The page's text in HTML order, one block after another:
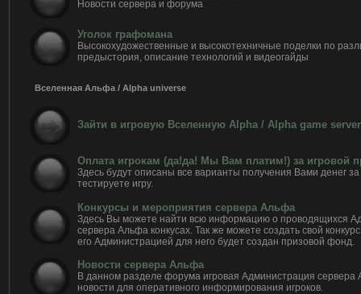
Новости сервера и форума
Уголок графомана
Высокохудожественные и высокотехничные поделки по
предыстория, описание технологий и видеогайды
Вселенная Альфа / Alpha universe
Зайти в игровую Вселенную Alpha / Alpha game server
Оплата игрокам (да!да! Мы Вам платим!) за игровой
Здесь будут описаны все варианты получения Вами денег
тестируете игру.
Конкурсы и мероприятия сервера Альфа
Здесь Вы можете найти всю информацию о проводящихся
сервера Альфа конкусах. Так же можете создать свой
его Администрацией для него будет создан призовой фонд.
Новости сервера Альфа
В данном разделе форума игровая Администрация
новости для оперативного информирования игроков.